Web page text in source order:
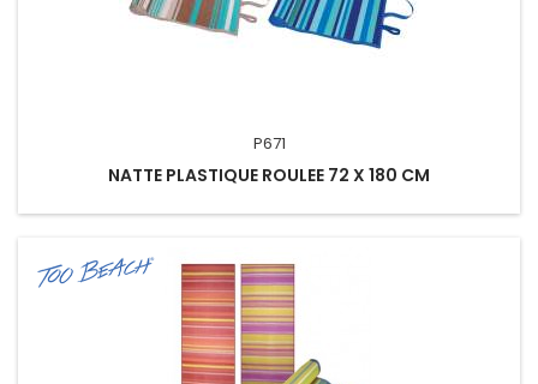
P671
NATTE PLASTIQUE ROULEE 72 X 180 CM